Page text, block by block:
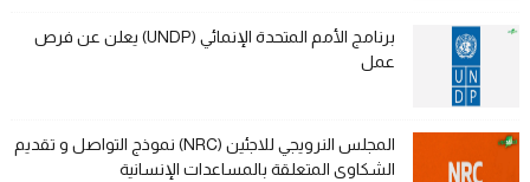
برنامج الأمم المتحدة الإنمائي (UNDP) يعلن عن فرص
عمل
المجلس النرويجي للاجئين (NRC) نموذج التواصل و تقديم
الشكاوى المتعلقة بالمساعدات الإنسانية